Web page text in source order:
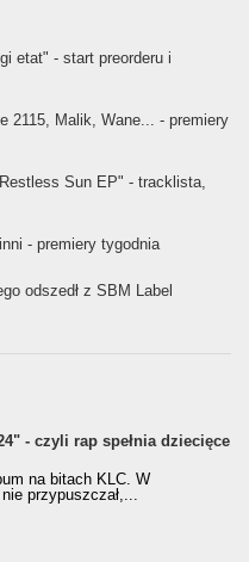
etat" - start preorderu i
2115, Malik, Wane... - premiery
Sun EP" - tracklista,
- premiery tygodnia
odszedł z SBM Label
- czyli rap spełnia dziecięce
na bitach KLC. W
przypuszczał,...